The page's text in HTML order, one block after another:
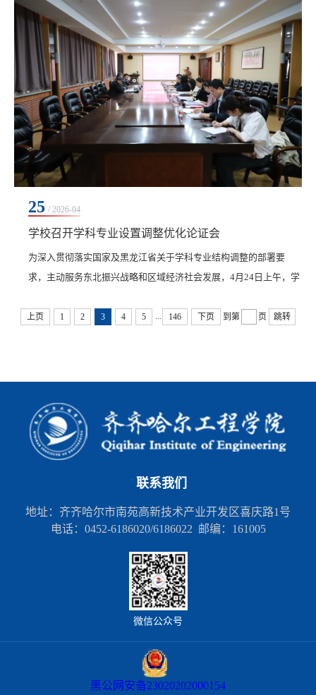
聚一堂，共同见证这一荣耀时刻。学校工会副主席、学生工作处处
长王丽萍主持欢送会，学校党委书记郭伟东发表讲话。郭伟东代表
学校向全国五一劳动奖章获得者张静、省级五一...
25 / 2026-04
学校召开学科专业设置调整优化论证会
为深入贯彻落实国家及黑龙江省关于学科专业结构调整的部署要
求，主动服务东北振兴战略和区域经济社会发展，4月24日上午，学
北农业大学、东北石油大学、厦门大学、齐齐哈尔大学、黑龙江工
上页 1 2 3 4 5 ... 146 下页 到第 页 跳转
联系我们
地址：齐齐哈尔市南苑高新技术产业开发区喜庆路1号
电话：0452-6186020/6186022 邮编：161005
微信公众号
黑公网安备23020202000154